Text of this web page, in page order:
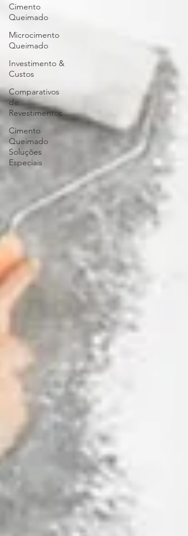
Cimento
Queimado
Microcimento
Queimado
Investimento &
Custos
Comparativos
de
Revestimentos
Cimento
Queimado
Soluções
Especiais